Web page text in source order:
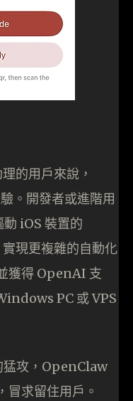
的用戶來說，
。開發者或進階用
iOS 裝置的
現更複雜的自動化
獲得 OpenAI 支
PC 或 VPS
攻，OpenClaw
冒求留住用戶。